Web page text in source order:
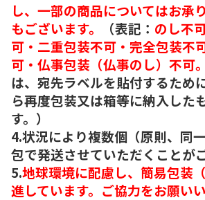
し、一部の商品についてはお承
もございます。
（表記： のし不
可・二重包装不可・完全包装不
可・仏事包装（仏事のし）不可。
は、宛先ラベルを貼付するため
ら再度包装又は箱等に納入した
す。）
4.状況により複数個（原則、同
包で発送させていただくことが
5.地球環境に配慮し、簡易包装
進しています。ご協力をお願いい